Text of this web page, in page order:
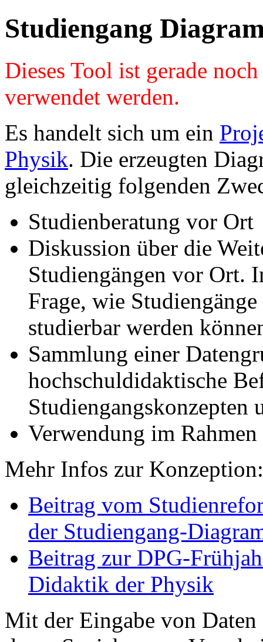
Studiengang
Dieses Tool ist gerade
verwendet werden.
Es handelt sich um ein
Physik. Die erzeugten
gleichzeitig folgenden
Studienberatung vor Ort
Diskussion über die
Studiengängen vor Ort.
Frage, wie
studierbar werden
Sammlung einer
hochschuldidaktische
Studiengangskonzepten
Verwendung im
Mehr Infos zur Konzeption:
Beitrag vom
der Studiengang-
Beitrag zur DPG-
Didaktik der Physik
Mit der Eingabe von Daten